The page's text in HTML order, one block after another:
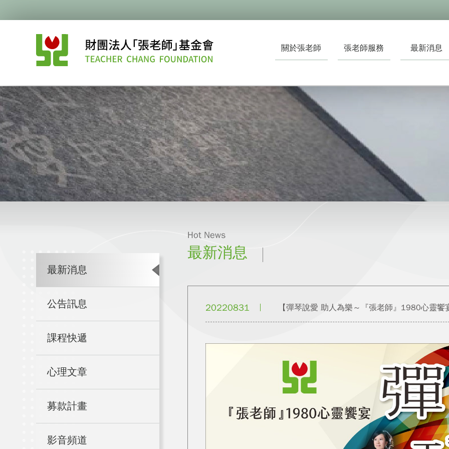
關於張老師 張老師服務 最新消息
最新消息
公告訊息
課程快遞
心理文章
募款計畫
影音頻道
Hot News
最新消息
20220831 【彈琴說愛 助人為樂～『張老師』1980心靈饗